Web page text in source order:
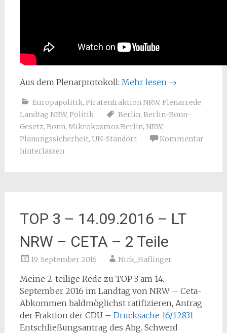
Aus dem Plenarprotokoll: Mehr lesen →
Europapolitik, Piratenfraktion NRW, Plenarrede
Landtag NRW, Politik Berlin, Berlin-Bonn-
Gesetz, Bonn, Mikrokosmos Berlin, NRW,
Planungssicherheit, UN-Standort
Kommentar
hinterlassen
TOP 3 – 14.09.2016 – LT
NRW – CETA – 2 Teile
19. September 2016 Nick_Haflinger
Meine 2-teilige Rede zu TOP 3 am 14.
September 2016 im Landtag von NRW – Ceta-
Abkommen baldmöglichst ratifizieren, Antrag
der Fraktion der CDU – Drucksache 16/12831
Entschließungsantrag des Abg. Schwerd